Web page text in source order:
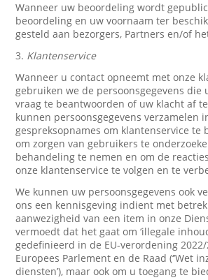
Wanneer uw beoordeling wordt
beoordeling en uw voornaam ter
gesteld aan bezorgers, Partners en/of
3. Klantenservice
Wanneer u contact opneemt met onze
gebruiken we de persoonsgegevens die
vraag te beantwoorden of uw klacht af
kunnen persoonsgegevens verzamelen
gespreksopnames om klantenservice te
om zorgen van gebruikers te
behandeling te nemen en om de
onze klantenservice te volgen en te
We kunnen uw persoonsgegevens ook
ons een kennisgeving indient met
aanwezigheid van een item in onze
vermoedt dat het gaat om ‘illegale
gedefinieerd in de EU-verordening
Europees Parlement en de Raad (‘’Wet
diensten’), maar ook om u toegang te